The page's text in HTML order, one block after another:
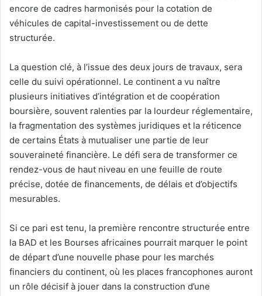
encore de cadres harmonisés pour la cotation de
véhicules de capital-investissement ou de dette
structurée.
La question clé, à l’issue des deux jours de travaux, sera
celle du suivi opérationnel. Le continent a vu naître
plusieurs initiatives d’intégration et de coopération
boursière, souvent ralenties par la lourdeur réglementaire,
la fragmentation des systèmes juridiques et la réticence
de certains États à mutualiser une partie de leur
souveraineté financière. Le défi sera de transformer ce
rendez-vous de haut niveau en une feuille de route
précise, dotée de financements, de délais et d’objectifs
mesurables.
Si ce pari est tenu, la première rencontre structurée entre
la BAD et les Bourses africaines pourrait marquer le point
de départ d’une nouvelle phase pour les marchés
financiers du continent, où les places francophones auront
un rôle décisif à jouer dans la construction d’une